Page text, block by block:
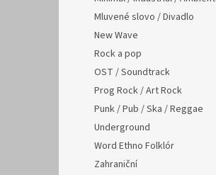
Mluvené slovo / Divadlo
New Wave
Rock a pop
OST / Soundtrack
Prog Rock / Art Rock
Punk / Pub / Ska / Reggae
Underground
Word Ethno Folklór
Zahraniční